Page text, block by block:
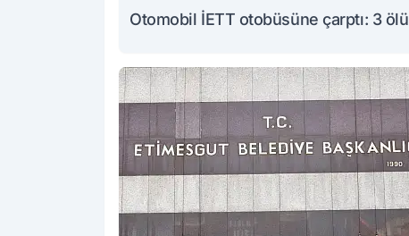
Otomobil İETT otobüsüne çarptı: 3 ölü